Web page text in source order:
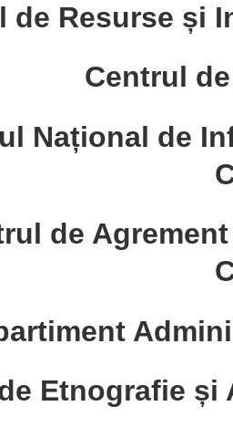
de Resurse și
Centrul
Național de
de
Etnografie și